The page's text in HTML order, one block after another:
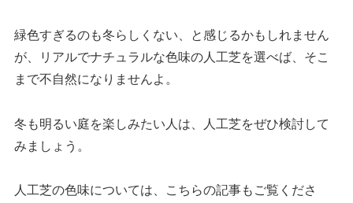
緑色すぎるのも冬らしくない、と感じるかもしれません
が、リアルでナチュラルな色味の人工芝を選べば、そこ
まで不自然になりませんよ。
冬も明るい庭を楽しみたい人は、人工芝をぜひ検討して
みましょう。
人工芝の色味については、こちらの記事もご覧くださ